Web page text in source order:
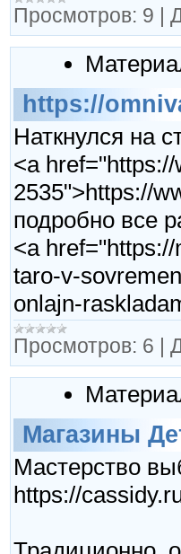
Просмотров: 9 |
https://
Наткнулся на
<a
2535">https://
подробно все
<a
taro-v-
onlajn-
Просмотров: 6 |
Магазины
Мастерство
https://